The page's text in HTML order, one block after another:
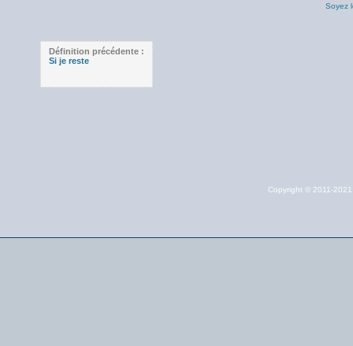
Soyez
Définition précédente :
Si je reste
Copyright © 2011-